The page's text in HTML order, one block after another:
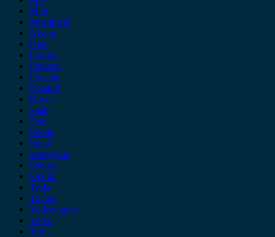
Mini
Mitsubishi
Nissan
Opel
Omoda
Peugeot
Porsche
Renault
Rover
Saab
Seat
Skoda
Smart
ssangyong
Subaru
Suzuki
Tesla
Toyota
Volkswagen
Volvo
Xev